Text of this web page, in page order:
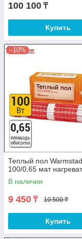
100 100 ₸
Купить
–10%
Теплый пол
100/0,65 мат
В наличии
9 450 ₸ 10 500 ₸
Купить